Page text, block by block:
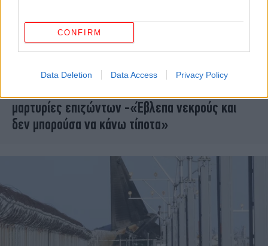
CONFIRM
Data Deletion Data Access Privacy Policy
03/01/2025 20:39
μαρτυρίες επιζώντων -«Έβλεπα νεκρούς και
δεν μπορούσα να κάνω τίποτα»